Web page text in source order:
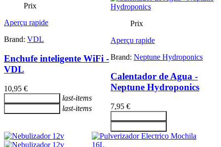
Prix
Aperçu rapide
Brand: VDL
Enchufe inteligente WiFi -
VDL
10,95 €
last-items
last-items
Prix
Aperçu rapide
Brand: Neptune Hydroponics
Calentador de Agua -
Neptune Hydroponics
7,95 €